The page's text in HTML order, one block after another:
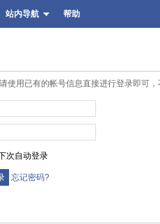
站内导航 帮助
使用已有的帐号信息直接进行登录即可，
次自动登录
忘记密码?